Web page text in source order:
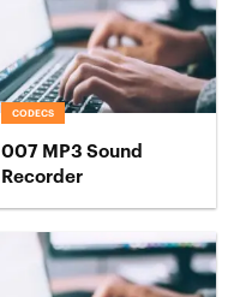
CODECS
007 MP3 Sound
Recorder